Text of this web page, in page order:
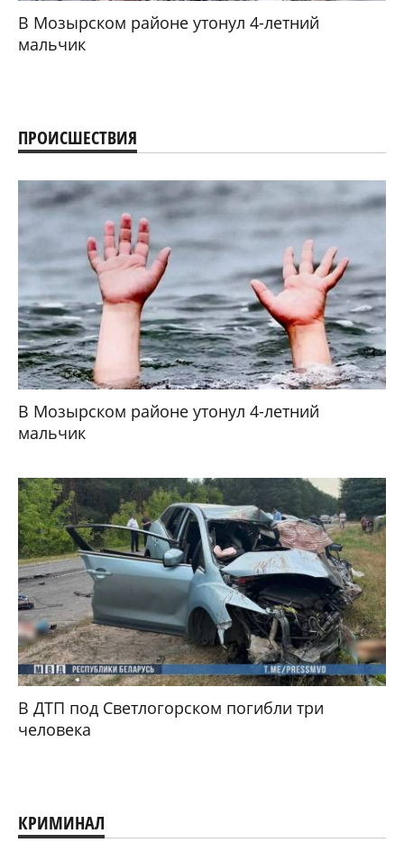
В Мозырском районе утонул 4-летний
мальчик
ПРОИСШЕСТВИЯ
В Мозырском районе утонул 4-летний
мальчик
В ДТП под Светлогорском погибли три
человека
КРИМИНАЛ